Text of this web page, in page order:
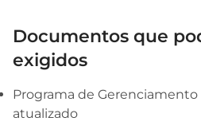
Documentos que
exigidos
Programa de Gerenciamento
atualizado